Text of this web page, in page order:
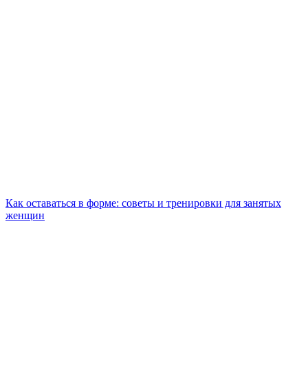
Как оставаться в форме: советы и тренировки для занятых
женщин